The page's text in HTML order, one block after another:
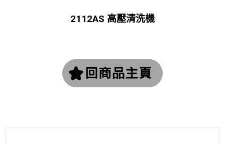
2112AS 高壓清洗機